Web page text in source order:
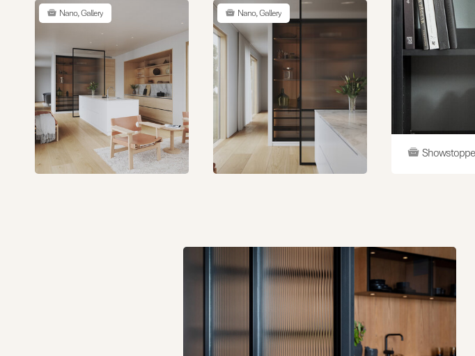
med fasta
partier. Med
väggar i klarglas
behåller du det
härliga
ljusinsläppet och
skapar samtidigt
en egen privat
yta där du kan
jobba ostört. Det
går utmärkt att
kombinera
denna härliga
serien Gallery
Nano, Gallery Nano, Gallery